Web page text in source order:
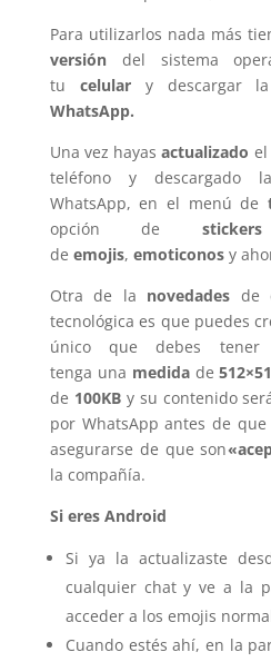
Para utilizarlos nada más
versióndel sistema
tu celulary descargar
WhatsApp.
Una vez hayasactualizado el
teléfono y descargado
WhatsApp, en el menú de
opción de stickers
de emojis, emoticonosy
Otra de la novedades de
tecnológica es que puedes
único que debes
tenga una medidade
de 100KBy su contenido
por WhatsApp antes de
asegurarse de que son
la compañía.
Si eres Android
Si ya la actualizaste
cualquier chat y ve a la
acceder a los emojis
Cuando estés ahí, en la